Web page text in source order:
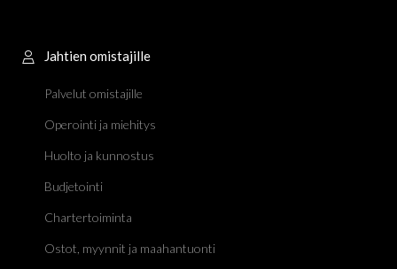
Jahtien omistajille
Palvelut omistajille
Operointi ja miehitys
Huolto ja kunnostus
Budjetointi
Chartertoiminta
Ostot, myynnit ja maahantuonti